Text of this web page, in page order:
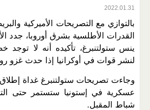
2022.01.31
بالتوازي مع التصريحات الأميركية
القدرات الأطلسية بشرق أوروبا، جدد
ينس ستولتنبرغ، تأكيده أنه لا
لنشر قوات في أوكرانيا إذا حدث غزو
وجاءت تصريحات ستولتنبرغ غداة
عسكرية في إستونيا ستستمر حتى
شباط المقبل.